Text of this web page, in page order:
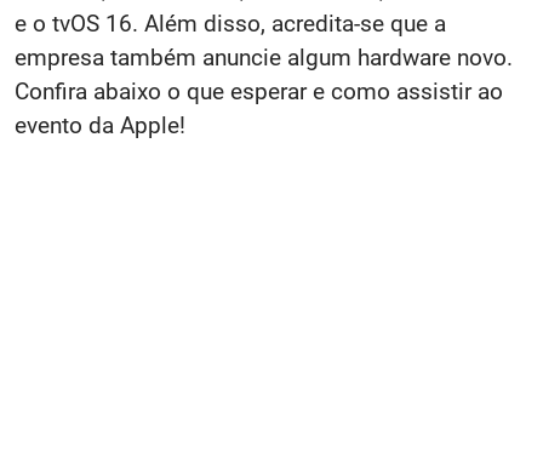
e o tvOS 16. Além disso, acredita-se que a
empresa também anuncie algum hardware novo.
Confira abaixo o que esperar e como assistir ao
evento da Apple!